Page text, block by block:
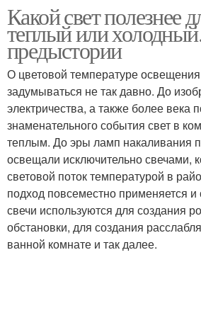
Какой свет полезнее
теплый или
предыстории
О цветовой температуре
задумываться не так давно. До
электричества, а также более века
знаменательного события свет в
теплым. До эры ламп накаливания
освещали исключительно свечами,
световой поток температурой в
подход повсеместно применяется
свечи используются для создания
обстановки, для создания
ванной комнате и так далее.